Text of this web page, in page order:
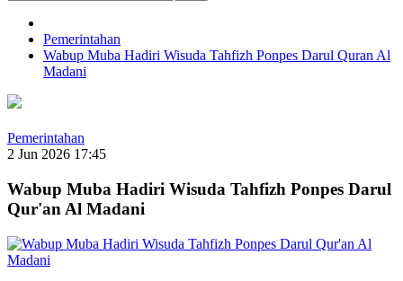
Pemerintahan
Wabup Muba Hadiri Wisuda Tahfizh Ponpes Darul Quran Al
Madani
Pemerintahan
2 Jun 2026 17:45
Wabup Muba Hadiri Wisuda Tahfizh Ponpes Darul
Qur'an Al Madani